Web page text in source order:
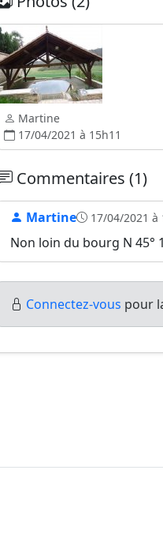
Martine
17/04/2021 à 15h11
Commentaires (1)
Martine 17/04/2021 à
Non loin du bourg N 45°
Connectez-vous pour